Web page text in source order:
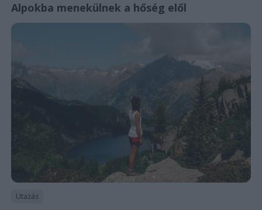
Alpokba menekülnek a hőség elől
Utazás